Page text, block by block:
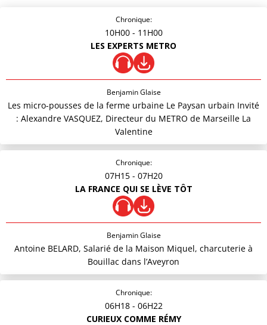
Chronique:
10H00 - 11H00
LES EXPERTS METRO
Benjamin Glaise
Les micro-pousses de la ferme urbaine Le Paysan urbain Invité
: Alexandre VASQUEZ, Directeur du METRO de Marseille La
Valentine
Chronique:
07H15 - 07H20
LA FRANCE QUI SE LÈVE TÔT
Benjamin Glaise
Antoine BELARD, Salarié de la Maison Miquel, charcuterie à
Bouillac dans l’Aveyron
Chronique:
06H18 - 06H22
CURIEUX COMME RÉMY